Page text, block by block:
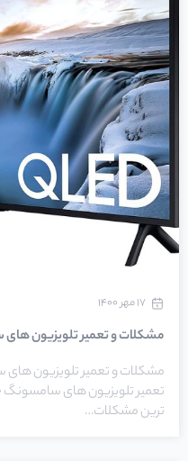
۱۷ مهر ۱۴۰۰
مشکلات و تعمیر تلویزیون
مشکلات و تعمیر تلویزیون
تعمیر تلویزیون های سامسونگ
ترین مشکلات…